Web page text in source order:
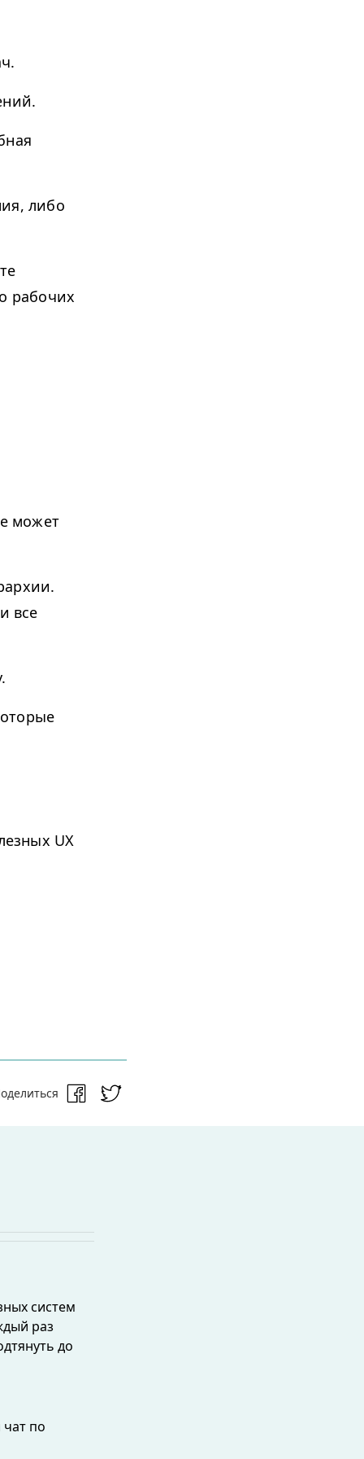
либо
рабочих
может
все
UX
систем
раз
до
по